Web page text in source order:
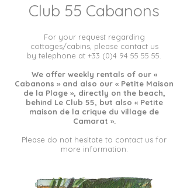
Club 55 Cabanons
For your request regarding
cottages/cabins, please contact us
by telephone at +33 (0)4 94 55 55 55
We offer weekly rentals of our «
Cabanons » and also our « Petite Maison
de la Plage », directly on the beach,
behind Le Club 55, but also « Petite
maison de la crique du village de
Camarat ».
Please do not hesitate to contact us for
more information.